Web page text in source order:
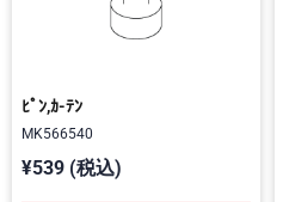
ﾋﾟﾝ,ｶ-ﾃﾝ
MK566540
¥539 (税込)